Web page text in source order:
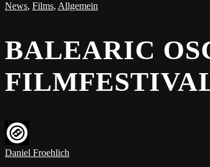
News, Films, Allgemein
BALEARIC
Daniel Froehlich